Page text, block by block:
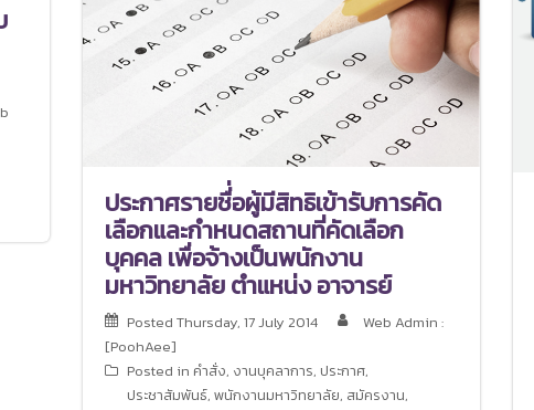
ประกาศรายชื่่อผู้มีสิทธิเข้ารับการคัด
เลือกและกำหนดสถานที่คัดเลือก
บุคคล เพื่อจ้างเป็นพนักงาน
มหาวิทยาลัย ตำแหน่ง อาจารย์
Posted Thursday, 17 July 2014
Web Admin :
[PoohAee]
Posted in คำสั่ง, งานบุคลาการ, ประกาศ,
ประชาสัมพันธ์, พนักงานมหาวิทยาลัย, สมัครงาน,